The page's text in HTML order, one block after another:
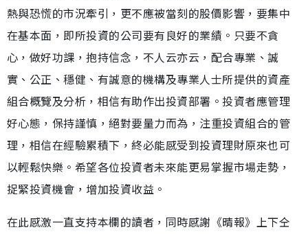
熱與恐慌的市況牽引，更不應被當刻的股價影響，要集中
在基本面，即所投資的公司要有良好的業績。只要不貪
心，做好功課，抱持信念，不人云亦云，配合專業、誠
實、公正、穩健、有誠意的機構及專業人士所提供的資產
組合概覽及分析，相信有助作出投資部署。投資者應管理
好心態，保持謹慎，絕對要量力而為，注重投資組合的管
理，相信在經驗累積下，終必能感受到投資理財原來也可
以輕鬆快樂。希望各位投資者未來能更易掌握市場走勢，
捉緊投資機會，增加投資收益。
在此感激一直支持本欄的讀者，同時感謝《晴報》上下仝